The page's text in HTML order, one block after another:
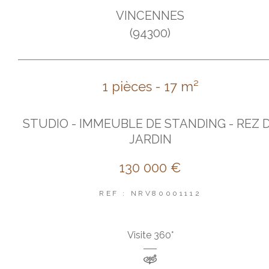
VINCENNES
(94300)
1 pièces - 17 m²
STUDIO - IMMEUBLE DE STANDING - REZ
JARDIN
130 000 €
REF : NRV80001112
Visite 360°